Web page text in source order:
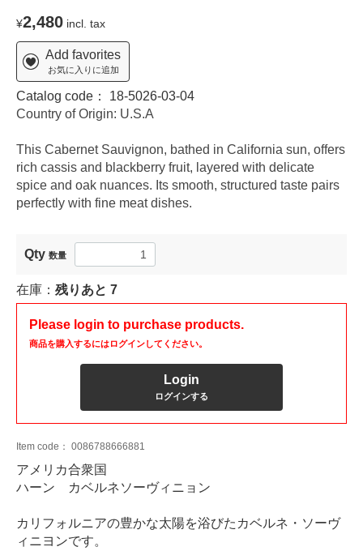
¥2,480 incl. tax
Add favorites
お気に入りに追加
Catalog code： 18-5026-03-04
Country of Origin: U.S.A
This Cabernet Sauvignon, bathed in California sun, offers
rich cassis and blackberry fruit, layered with delicate
spice and oak nuances. Its smooth, structured taste pairs
perfectly with fine meat dishes.
Qty 数量
在庫： 残りあと 7
Please login to purchase products.
商品を購入するにはログインしてください。
Login
ログインする
Item code： 0086788666881
アメリカ合衆国
ハーン カベルネソーヴィニョン
カリフォルニアの豊かな太陽を浴びたカベルネ・ソーヴ
ィニヨンです。